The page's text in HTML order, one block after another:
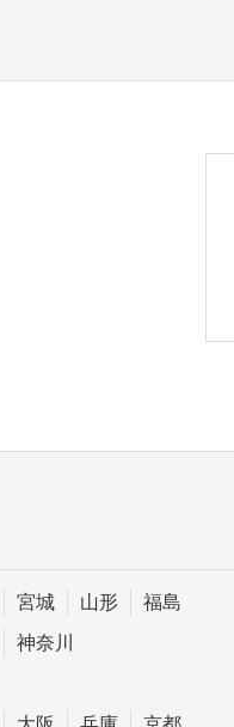
宮城 山形
福島
神奈川